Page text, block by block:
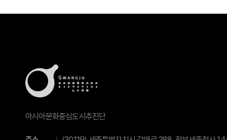
아시아문화중심도시추진단